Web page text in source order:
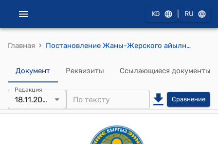
KG RU
Главная › Постановление Жаны-Жерского айылного кенеша от 18 ноября 2022 года № 9-28/27 "О внесении корректировки в материалы инвентаризации контура 217"
Документ Реквизиты Ссылающиеся документы
Редакция
18.11.2022 Сравнение